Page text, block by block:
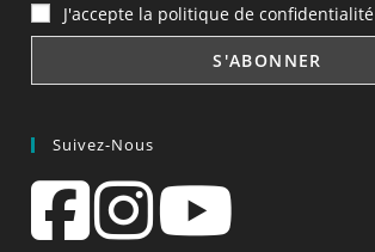
J'accepte la politique de confidentialité
Suivez-Nous